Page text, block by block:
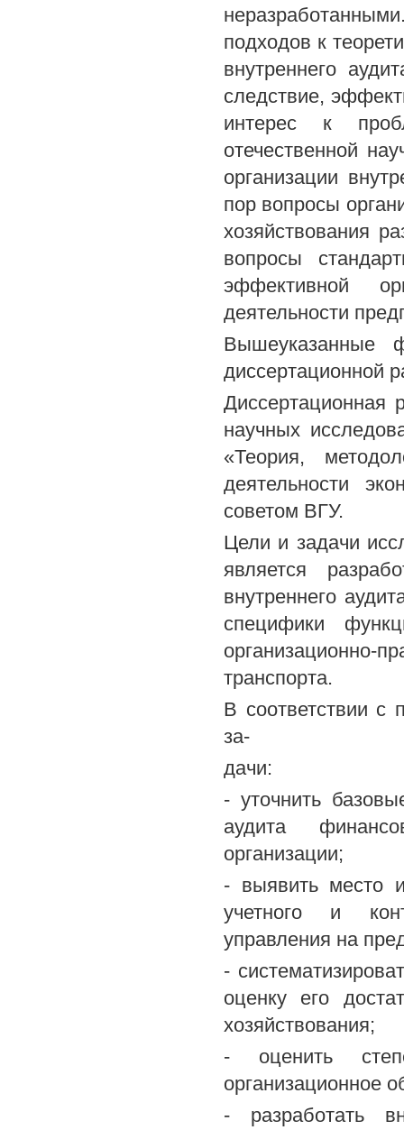
подходов к
внутреннего
следствие,
интерес к
отечественной
организации
пор вопросы
хозяйствования
вопросы
эффективной
деятельности
Вышеуказанные
диссертационной
Диссертационная
научных
«Теория,
деятельности
советом ВГУ.
Цели и задачи
является
внутреннего
специфики
организационно-
транспорта.
В соответствии
за-
дачи:
- уточнить
аудита
организации;
- выявить место
учетного и
управления на
-
оценку его
хозяйствования;
- оценить
организационное
- разработать